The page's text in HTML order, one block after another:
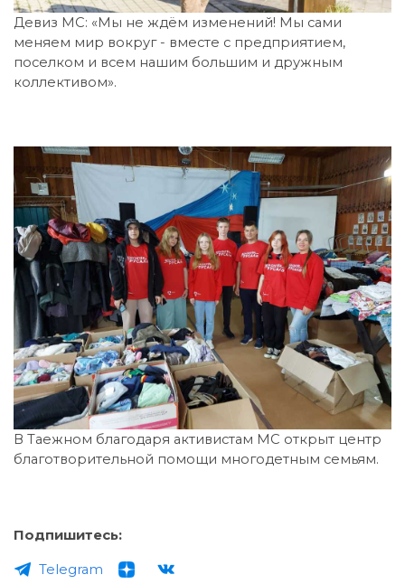
Девиз МС: «Мы не ждём изменений! Мы сами
меняем мир вокруг - вместе с предприятием,
поселком и всем нашим большим и дружным
коллективом».
В Таежном благодаря активистам МС открыт центр
благотворительной помощи многодетным семьям.
Подпишитесь:
Telegram